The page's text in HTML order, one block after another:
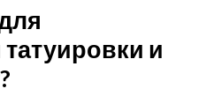
и